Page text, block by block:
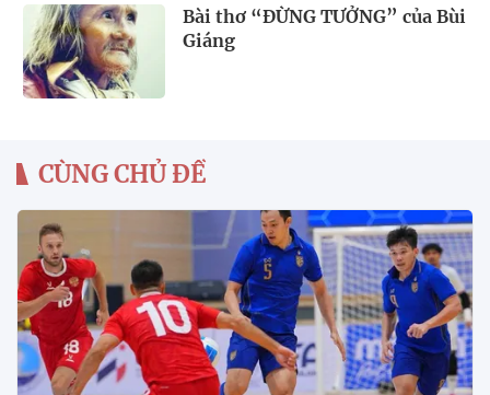
Bài thơ “ĐỪNG TƯỞNG” của Bùi
Giáng
CÙNG CHỦ ĐỀ